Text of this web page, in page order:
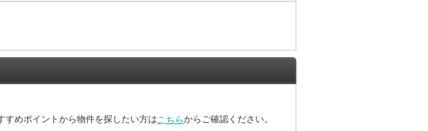
めポイントから物件を探したい方はこちらからご確認ください。